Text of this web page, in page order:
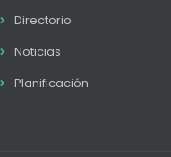
Directorio
Noticias
Planificación